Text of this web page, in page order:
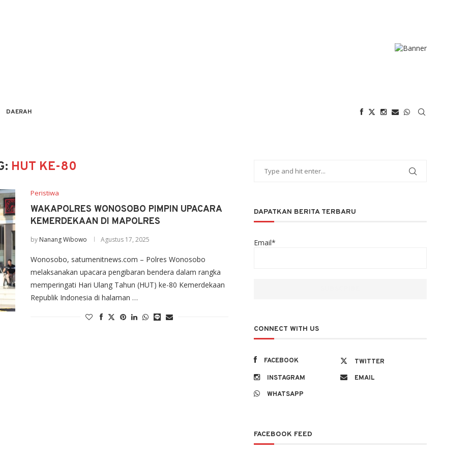
DAERAH
HUT KE-80
Peristiwa
WAKAPOLRES WONOSOBO PIMPIN UPACARA
KEMERDEKAAN DI MAPOLRES
by Nanang Wibowo Agustus 17, 2025
Wonosobo, satumenitnews.com – Polres Wonosobo
melaksanakan upacara pengibaran bendera dalam rangka
memperingati Hari Ulang Tahun (HUT) ke-80 Kemerdekaan
Republik Indonesia di halaman …
DAPATKAN BERITA TERBARU
Email*
CONNECT WITH US
FACEBOOK
TWITTER
INSTAGRAM
EMAIL
WHATSAPP
FACEBOOK FEED